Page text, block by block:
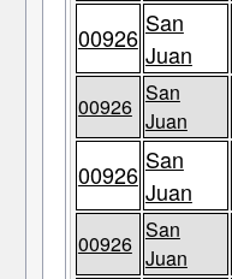
00926 San
Juan
00926
San
Juan
00926 San
Juan
00926
San
Juan